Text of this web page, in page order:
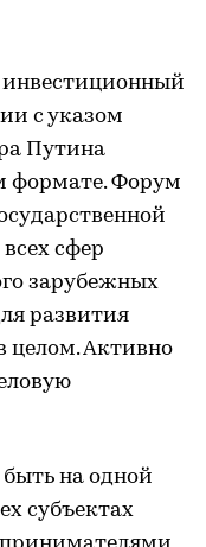
инвестиционный
с указом
Путина
формате. Форум
сфер
зарубежных
развития
целом. Активно
на одной
субъектах